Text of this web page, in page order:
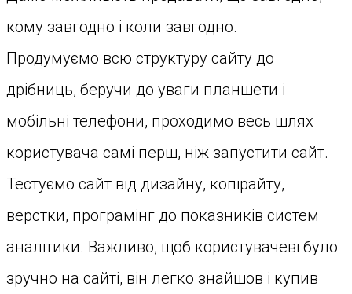
кому завгодно і коли завгодно.
Продумуємо всю структуру сайту до
дрібниць, беручи до уваги планшети і
мобільні телефони, проходимо весь шлях
користувача самі перш, ніж запустити сайт.
Тестуємо сайт від дизайну, копірайту,
верстки, програмінг до показників систем
аналітики. Важливо, щоб користувачеві було
зручно на сайті, він легко знайшов і купив